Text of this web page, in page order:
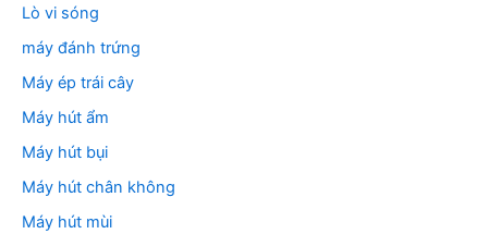
Lò vi sóng
máy đánh trứng
Máy ép trái cây
Máy hút ẩm
Máy hút bụi
Máy hút chân không
Máy hút mùi